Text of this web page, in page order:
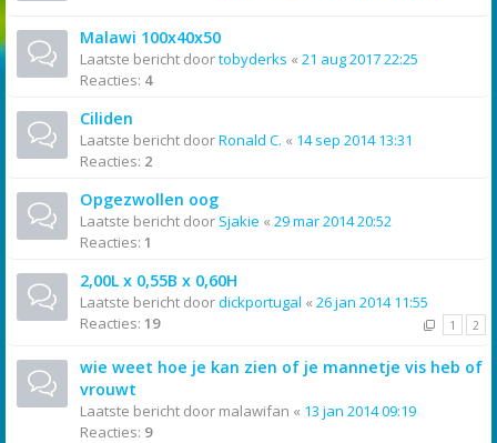
Malawi 100x40x50
Laatste bericht doortobyderks « 21 aug 2017 22:25
Reacties: 4
Ciliden
Laatste bericht doorRonald C. « 14 sep 2014 13:31
Reacties: 2
Opgezwollen oog
Laatste bericht door Sjakie « 29 mar 2014 20:52
Reacties: 1
2,00L x 0,55B x 0,60H
Laatste bericht doordickportugal « 26 jan 2014 11:55
Reacties: 19 1 2
wie weet hoe je kan zien of je mannetje vis heb of
vrouwt
Laatste bericht door malawifan « 13 jan 2014 09:19
Reacties: 9